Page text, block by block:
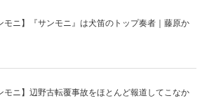
モニ】『サンモニ』は犬笛のトップ奏者｜藤原か
モニ】辺野古転覆事故をほとんど報道してこなか